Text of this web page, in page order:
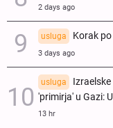
2 days ago
usluga Korak
3 days ago
usluga
'primirja' u Gazi:
13 hr